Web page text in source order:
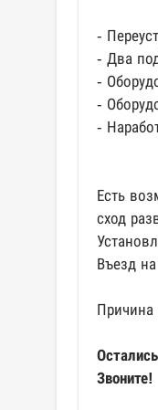
-
- Два
-
-
-
Есть
сход
Въезд
Причина
Звоните!